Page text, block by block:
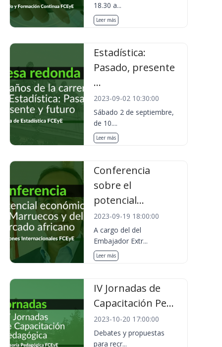
18.30 a...
Leer más
Estadística:
Pasado, presente
...
2023-09-02 10:30:00
Sábado 2 de septiembre,
de 10....
Leer más
Conferencia
sobre el
potencial...
2023-09-19 18:00:00
A cargo del del
Embajador Extr...
Leer más
IV Jornadas de
Capacitación Pe...
2023-10-20 17:00:00
Debates y propuestas
para recr...